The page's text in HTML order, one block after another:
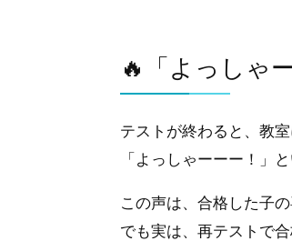
🔥「よっしゃ
テストが終わると、教
「よっしゃーーー！」
この声は、合格した子の
でも実は、 再テストで